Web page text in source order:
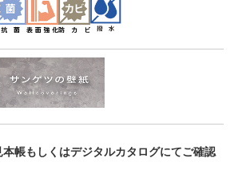
帳もしくはデジタルカタログにてご確認